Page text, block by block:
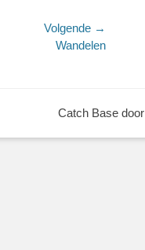
Volgende →
Wandelen
Catch Base door